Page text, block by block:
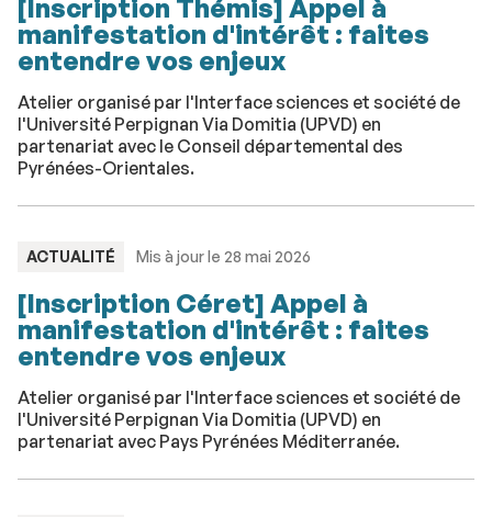
[Inscription Thémis] Appel à
manifestation d'intérêt : faites
entendre vos enjeux
Atelier organisé par l'Interface sciences et société de
l'Université Perpignan Via Domitia (UPVD) en
partenariat avec le Conseil départemental des
Pyrénées-Orientales.
TYPE
ACTUALITÉ Mis à jour le 28 mai 2026
[Inscription Céret] Appel à
manifestation d'intérêt : faites
entendre vos enjeux
Atelier organisé par l'Interface sciences et société de
l'Université Perpignan Via Domitia (UPVD) en
partenariat avec Pays Pyrénées Méditerranée.